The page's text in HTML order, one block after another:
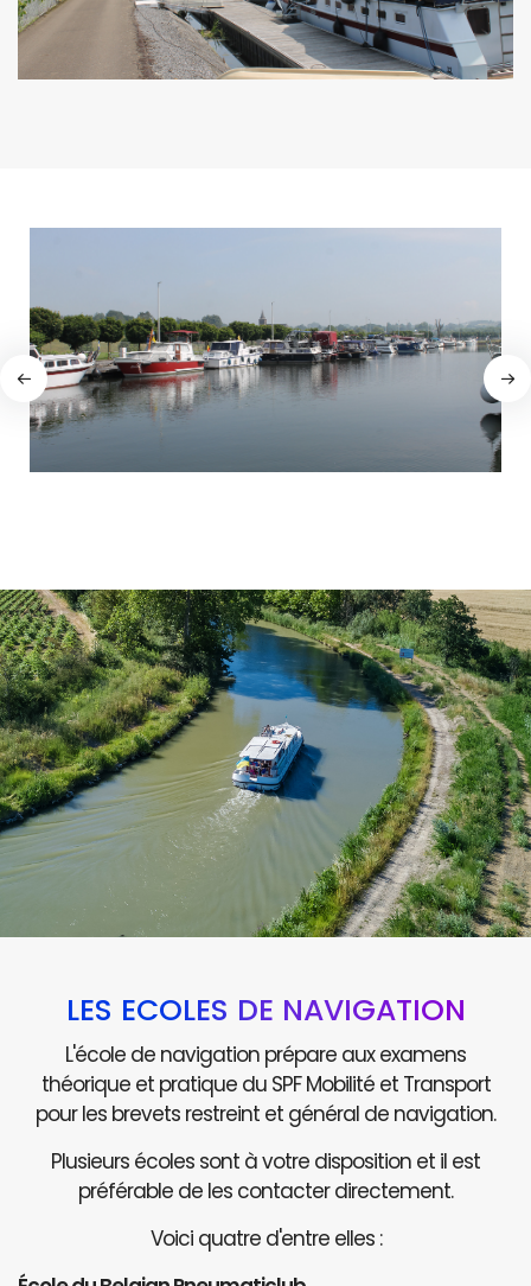
LES ÉCOLES DE NAVIGATION
L'école de navigation prépare aux examens
théorique et pratique du SPF Mobilité et Transport
pour les brevets restreint et général de navigation.
Plusieurs écoles sont à votre disposition et il est
préférable de les contacter directement.
Voici quatre d'entre elles :